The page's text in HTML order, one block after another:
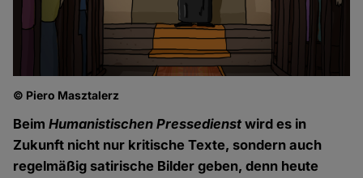
© Piero Masztalerz
BeimHumanistischen Pressedienstwird es in
Zukunft nicht nur kritische Texte, sondern auch
regelmäßig satirische Bilder geben, denn heute